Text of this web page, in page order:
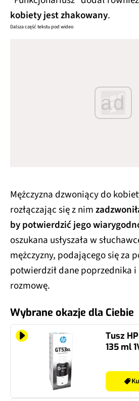
kobiety jest zhakowany.
Dalsza część tekstu pod wideo
ad
Mężczyzna dzwoniący do
rozłączając się z nim
by potwierdzić jego
oszukana usłyszała w
mężczyzny, podającego się za
potwierdził dane poprzednika i
rozmowę.
Wybrane okazje dla Ciebie
Tusz
135 ml